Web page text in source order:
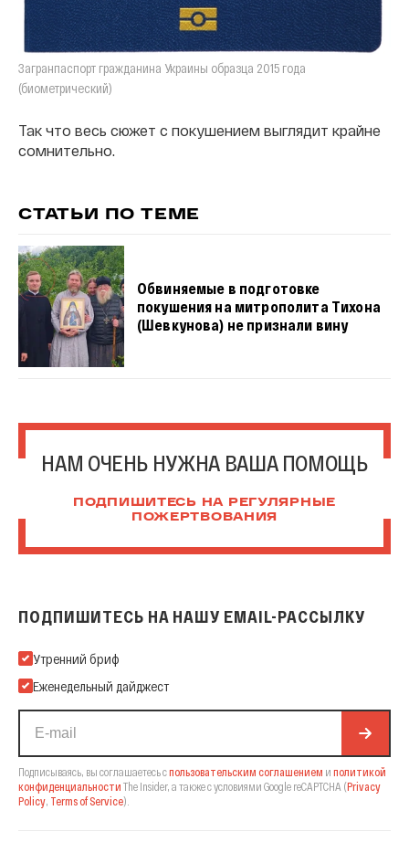
Загранпаспорт гражданина Украины образца 2015 года
(биометрический)
Так что весь сюжет с покушением выглядит крайне
сомнительно.
СТАТЬИ ПО ТЕМЕ
Обвиняемые в подготовке
покушения на митрополита Тихона
(Шевкунова) не признали вину
НАМ ОЧЕНЬ НУЖНА ВАША ПОМОЩЬ
ПОДПИШИТЕСЬ НА РЕГУЛЯРНЫЕ
ПОЖЕРТВОВАНИЯ
ПОДПИШИТЕСЬ НА НАШУ EMAIL-РАССЫЛКУ
Подпишитесь на нашу Email-рассылку
Утренний бриф
Еженедельный дайджест
Подписываясь, вы соглашаетесь спользовательским соглашением и политикой
конфиденциальности The Insider, а также с условиями Google reCAPTCHA (Privacy
Policy, Terms of Service).